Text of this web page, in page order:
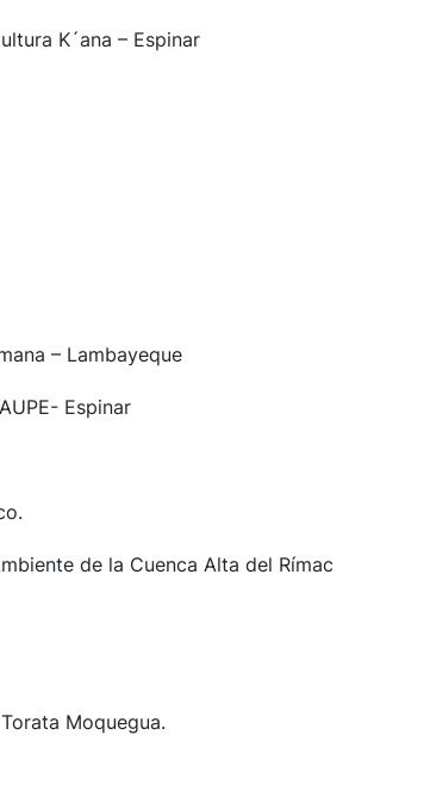
K´ana – Espinar
– Lambayeque
Espinar
de la Cuenca Alta del Rímac
Moquegua.